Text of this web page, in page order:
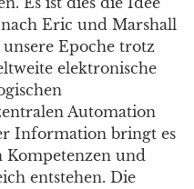
Eric und Marshall
Epoche trotz
elektronische
Automation
Information bringt es
Kompetenzen und
entstehen. Die